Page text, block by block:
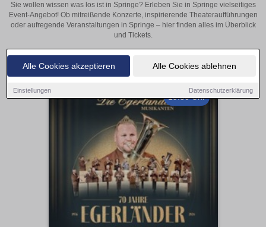
Alle Cookies akzeptieren Alle Cookies ablehnen
Einstellungen Datenschutzerklärung
Sie wollen wissen was los ist in Springe? Erleben Sie in Springe vielseitiges
Event-Angebot! Ob mitreißende Konzerte, inspirierende Theateraufführungen
oder aufregende Veranstaltungen in Springe – hier finden alles im Überblick
und Tickets.
19:30 Uhr